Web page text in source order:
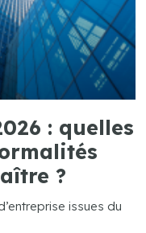
: quelles
?
issues du